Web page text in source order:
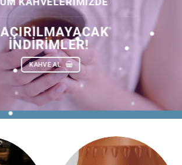
İNDİRİMLER!
KAHVE AL